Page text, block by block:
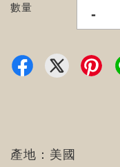
數量 -
產地：美國